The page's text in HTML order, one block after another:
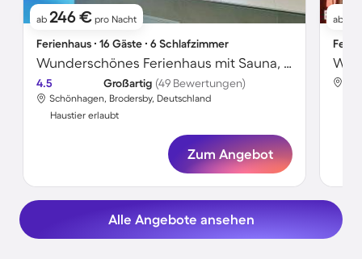
ab 246 € pro Nacht
Ferienhaus ∙ 16 Gäste ∙ 6 Schlafzimmer
Wunderschönes Ferienhaus mit Sauna, Terrasse und Whirlpool | Hunde erlaubt
4.5 Großartig (49 Bewertungen)
Schönhagen, Brodersby, Deutschland
Haustier erlaubt
Zum Angebot
ab
Alle Angebote ansehen